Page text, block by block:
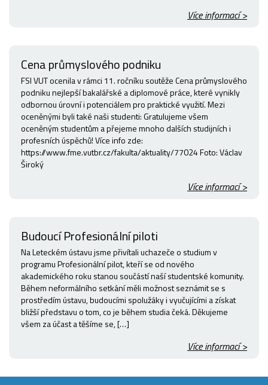
Více informací >
Cena průmyslového podniku
FSI VUT ocenila v rámci 11. ročníku soutěže Cena průmyslového
podniku nejlepší bakalářské a diplomové práce, které vynikly
odbornou úrovní i potenciálem pro praktické využití. Mezi
oceněnými byli také naši studenti: Gratulujeme všem
oceněným studentům a přejeme mnoho dalších studijních i
profesních úspěchů! Více info zde:
https://www.fme.vutbr.cz/fakulta/aktuality/77024 Foto: Václav
Široký
Více informací >
Budoucí Profesionální piloti
Na Leteckém ústavu jsme přivítali uchazeče o studium v
programu Profesionální pilot, kteří se od nového
akademického roku stanou součástí naší studentské komunity.
Během neformálního setkání měli možnost seznámit se s
prostředím ústavu, budoucími spolužáky i vyučujícími a získat
bližší představu o tom, co je během studia čeká. Děkujeme
všem za účast a těšíme se, […]
Více informací >